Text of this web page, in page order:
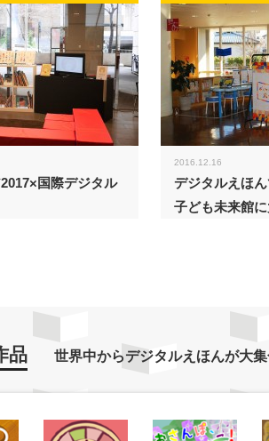
国際デジタル
2016.12.16
デジタルえほ
子ども未来館に
品 世界中からデジタルえほんが大